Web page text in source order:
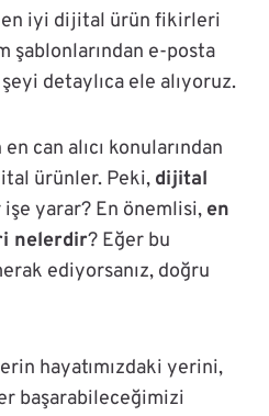
iyi dijital ürün fikirleri
şablonlarından e-posta
detaylıca ele alıyoruz.
can alıcı konularından
ürünler. Peki, dijital
işe yarar? En önemlisi, en
nelerdir? Eğer bu
ediyorsanız, doğru
hayatımızdaki yerini,
başarabileceğimizi